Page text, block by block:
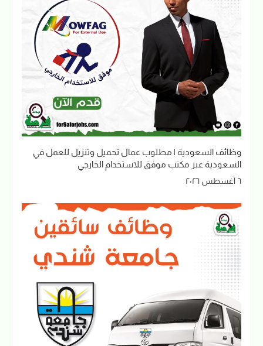
وظائف السعودية | مطلوب عمال تحميل وتنزيل للعمل في
السعودية عبر مكتب موفق للاستخدام الخارجي
٦ أغسطس ٢٠٢٦